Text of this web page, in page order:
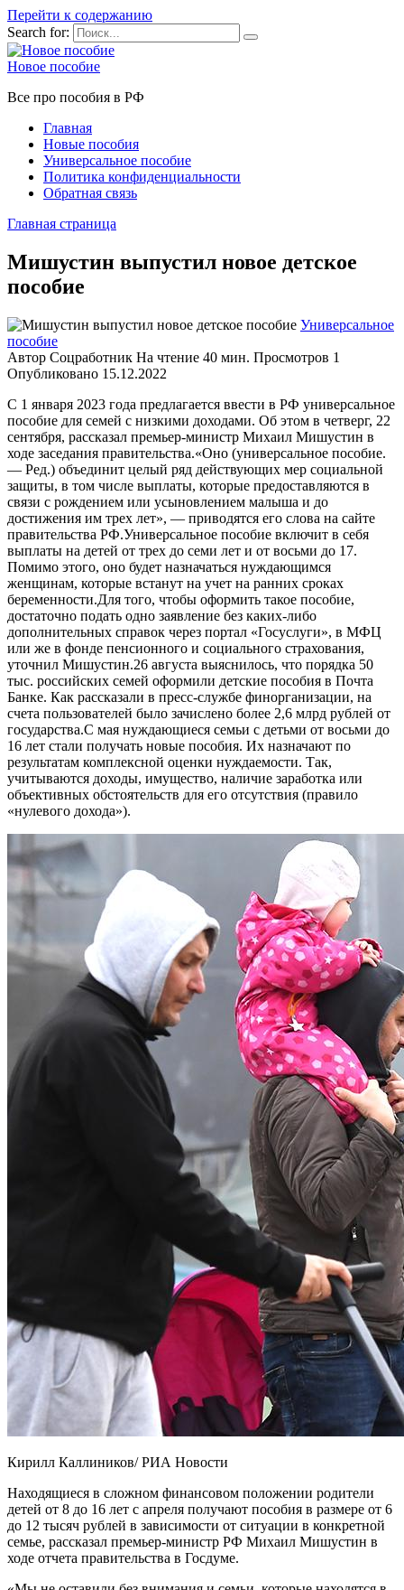
Перейти к содержанию
Search for:
Новое пособие
Все про пособия в РФ
Главная
Новые пособия
Универсальное пособие
Политика конфиденциальности
Обратная связь
Главная страница
Мишустин выпустил новое детское
пособие
Универсальное
пособие
Автор Соцработник На чтение 40 мин. Просмотров 1
Опубликовано 15.12.2022
С 1 января 2023 года предлагается ввести в РФ универсальное
пособие для семей с низкими доходами. Об этом в четверг, 22
сентября, рассказал премьер-министр Михаил Мишустин в
ходе заседания правительства.«Оно (универсальное пособие.
— Ред.) объединит целый ряд действующих мер социальной
защиты, в том числе выплаты, которые предоставляются в
связи с рождением или усыновлением малыша и до
достижения им трех лет», — приводятся его слова на сайте
правительства РФ.Универсальное пособие включит в себя
выплаты на детей от трех до семи лет и от восьми до 17.
Помимо этого, оно будет назначаться нуждающимся
женщинам, которые встанут на учет на ранних сроках
беременности.Для того, чтобы оформить такое пособие,
достаточно подать одно заявление без каких-либо
дополнительных справок через портал «Госуслуги», в МФЦ
или же в фонде пенсионного и социального страхования,
уточнил Мишустин.26 августа выяснилось, что порядка 50
тыс. российских семей оформили детские пособия в Почта
Банке. Как рассказали в пресс-службе финорганизации, на
счета пользователей было зачислено более 2,6 млрд рублей от
государства.С мая нуждающиеся семьи с детьми от восьми до
16 лет стали получать новые пособия. Их назначают по
результатам комплексной оценки нуждаемости. Так,
учитываются доходы, имущество, наличие заработка или
объективных обстоятельств для его отсутствия (правило
«нулевого дохода»).
Кирилл Каллиников/ РИА Новости
Находящиеся в сложном финансовом положении родители
детей от 8 до 16 лет с апреля получают пособия в размере от 6
до 12 тысяч рублей в зависимости от ситуации в конкретной
семье, рассказал премьер-министр РФ Михаил Мишустин в
ходе отчета правительства в Госдуме.